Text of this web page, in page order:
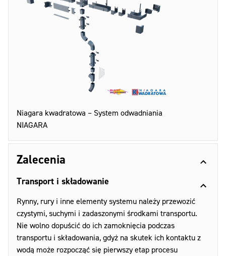
Niagara kwadratowa – System odwadniania
NIAGARA
Zalecenia
Transport i składowanie
Rynny, rury i inne elementy systemu należy przewozić
czystymi, suchymi i zadaszonymi środkami transportu.
Nie wolno dopuścić do ich zamoknięcia podczas
transportu i składowania, gdyż na skutek ich kontaktu z
wodą może rozpocząć się pierwszy etap procesu